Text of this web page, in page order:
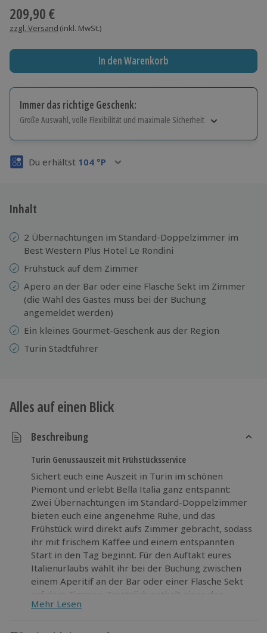
209,90 €
zzgl. Versand (inkl. MwSt.)
In den Warenkorb
Immer das richtige Geschenk:
Große Auswahl, volle Flexibilität und maximale Sicherheit
Volle Flexibilität
3 Jahre gültig & verlängerbar.
Du erhältst 104 °P
Inhalt
2 Übernachtungen im Standard-Doppelzimmer im
Best Western Plus Hotel Le Rondini
Frühstück auf dem Zimmer
Apero an der Bar oder eine Flasche Sekt im Zimmer
(die Wahl des Gastes muss bei der Buchung
angemeldet werden)
Ein kleines Gourmet-Geschenk aus der Region
Turin Stadtführer
Alles auf einen Blick
Beschreibung
Turin Genussauszeit mit Frühstücksservice
Sichert euch eine Auszeit in Turin im schönen
Piemont und erlebt Bella Italia ganz entspannt:
Zwei Übernachtungen im Standard-Doppelzimmer
bieten euch eine angenehme Ruhe, und das
Frühstück wird direkt aufs Zimmer gebracht, sodass
ihr mit frischem Kaffee und einem entspannten
Start in den Tag beginnt. Für den Auftakt eures
Italienurlaubs wählt ihr bei der Buchung zwischen
einem Aperitif an der Bar oder einer Flasche Sekt
auf dem Zimmer. Zusätzlich enthält eines der
Angebote ein kleines Gourmetgeschenk aus der
Mehr Lesen